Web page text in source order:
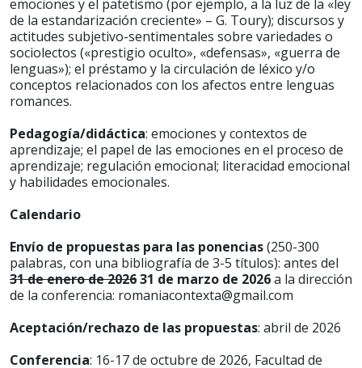
emociones y el patetismo (por ejemplo, a la luz de la «ley
de la estandarización creciente» – G. Toury); discursos y
actitudes subjetivo-sentimentales sobre variedades o
sociolectos («prestigio oculto», «defensas», «guerra de
lenguas»); el préstamo y la circulación de léxico y/o
conceptos relacionados con los afectos entre lenguas
romances.
Pedagogía/didáctica: emociones y contextos de
aprendizaje; el papel de las emociones en el proceso de
aprendizaje; regulación emocional; literacidad emocional
y habilidades emocionales.
Calendario
Envío de propuestas para las ponencias(250-300
palabras, con una bibliografía de 3-5 títulos): antes del
31 de enero de 202631 de marzo de 2026a la dirección
de la conferencia: romaniacontexta@gmail.com
Aceptación/rechazo de las propuestas: abril de 2026
Conferencia: 16-17 de octubre de 2026, Facultad de